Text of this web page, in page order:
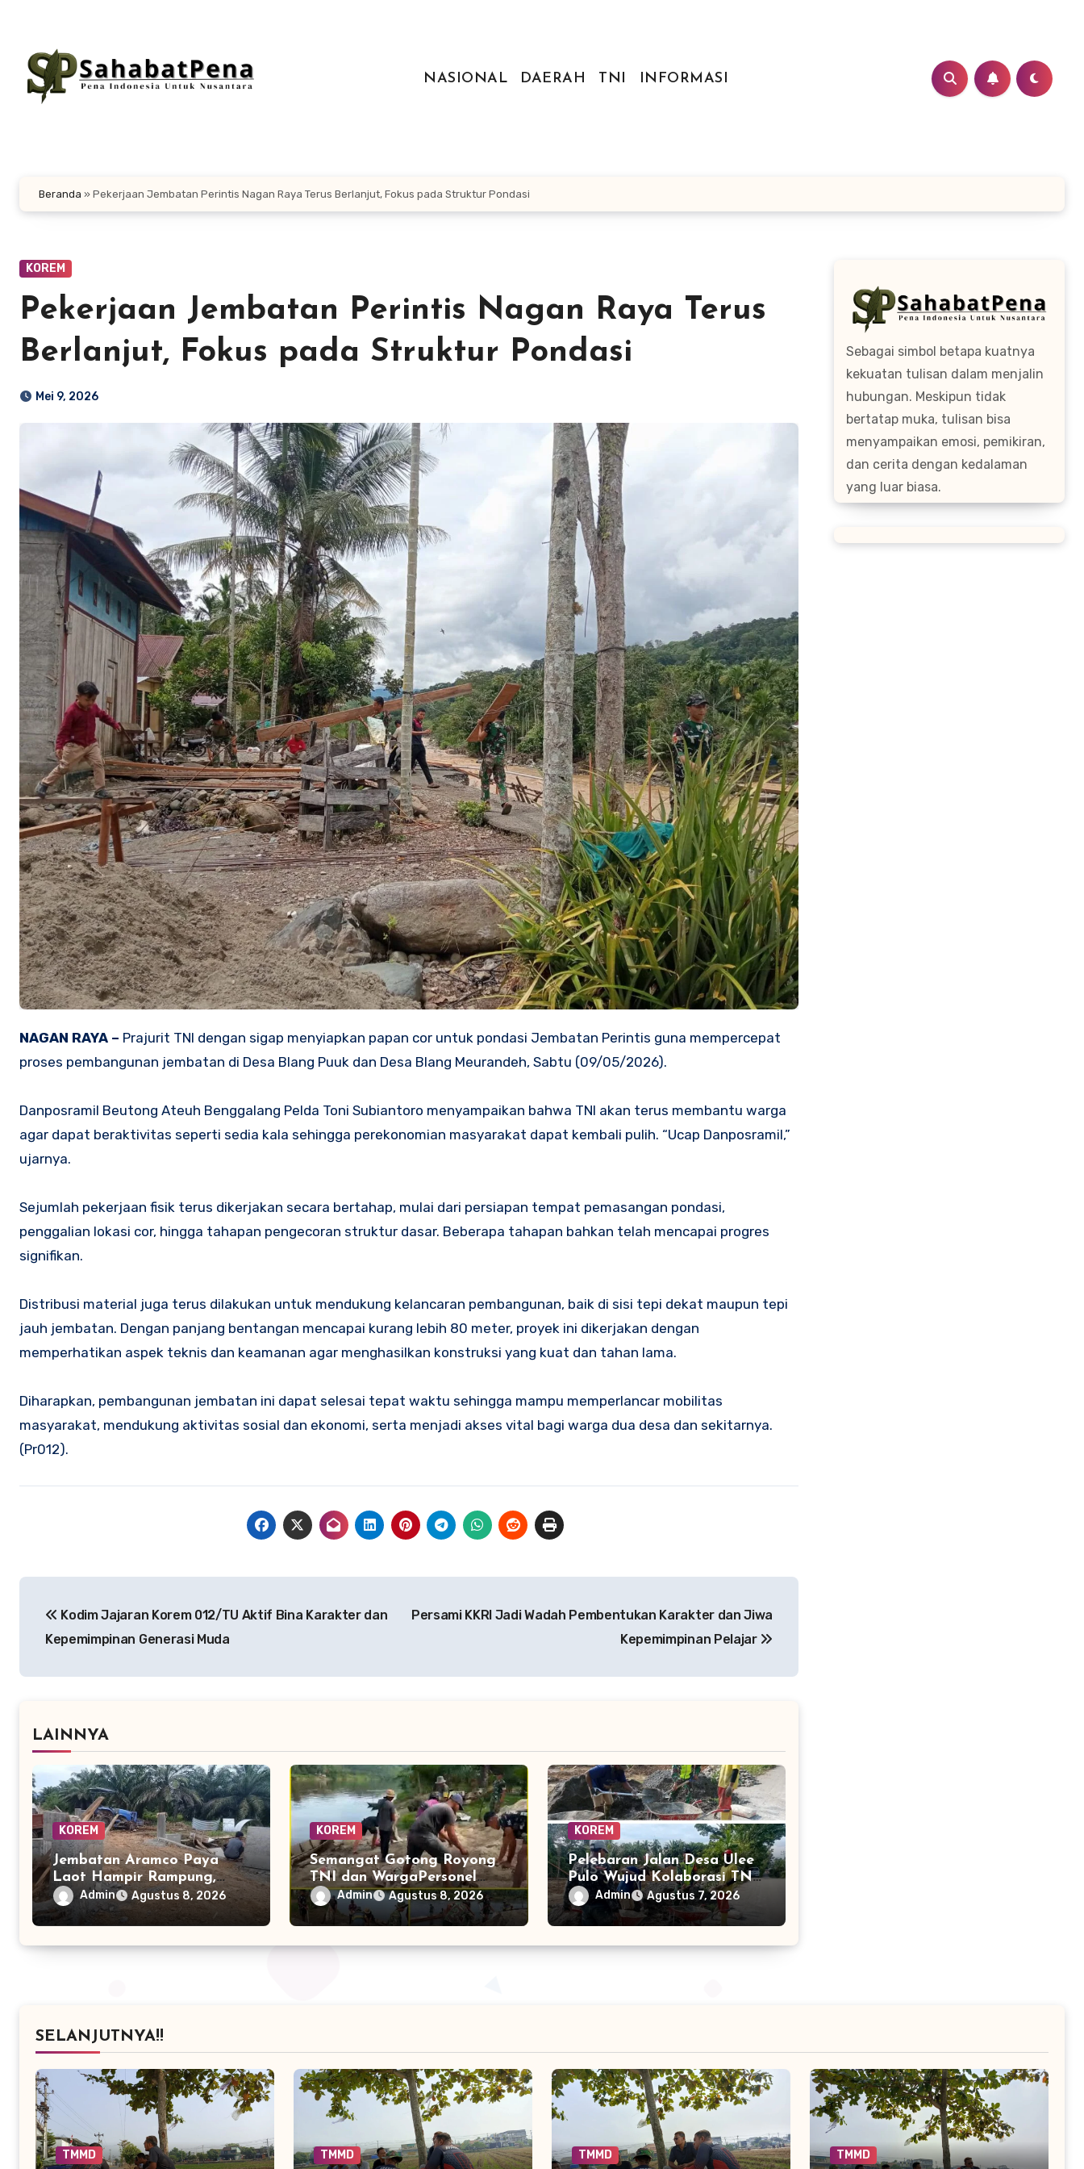
konten
NASIONAL
DAERAH TNI INFORMASI
Beranda » Pekerjaan Jembatan Perintis Nagan Raya Terus Berlanjut, Fokus pada Struktur Pondasi
KOREM
Pekerjaan Jembatan Perintis Nagan Raya Terus
Berlanjut, Fokus pada Struktur Pondasi
Mei 9, 2026
NAGAN RAYA – Prajurit TNI dengan sigap menyiapkan papan cor untuk pondasi Jembatan Perintis guna mempercepat
proses pembangunan jembatan di Desa Blang Puuk dan Desa Blang Meurandeh, Sabtu (09/05/2026).
Danposramil Beutong Ateuh Benggalang Pelda Toni Subiantoro menyampaikan bahwa TNI akan terus membantu warga
agar dapat beraktivitas seperti sedia kala sehingga perekonomian masyarakat dapat kembali pulih. “Ucap Danposramil,”
ujarnya.
Sejumlah pekerjaan fisik terus dikerjakan secara bertahap, mulai dari persiapan tempat pemasangan pondasi,
penggalian lokasi cor, hingga tahapan pengecoran struktur dasar. Beberapa tahapan bahkan telah mencapai progres
signifikan.
Distribusi material juga terus dilakukan untuk mendukung kelancaran pembangunan, baik di sisi tepi dekat maupun tepi
jauh jembatan. Dengan panjang bentangan mencapai kurang lebih 80 meter, proyek ini dikerjakan dengan
memperhatikan aspek teknis dan keamanan agar menghasilkan konstruksi yang kuat dan tahan lama.
Diharapkan, pembangunan jembatan ini dapat selesai tepat waktu sehingga mampu memperlancar mobilitas
masyarakat, mendukung aktivitas sosial dan ekonomi, serta menjadi akses vital bagi warga dua desa dan sekitarnya.
(Pr012).
pos Kodim Jajaran Korem 012/TU Aktif Bina Karakter dan
Kepemimpinan Generasi Muda
Persami KKRI Jadi Wadah Pembentukan Karakter dan Jiwa
Kepemimpinan Pelajar
LAINNYA
KOREM
Jembatan Aramco Paya
Laot Hampir Rampung,
Akses Warga Segera Makin
Lancar
Admin Agustus 8, 2026
KOREM
Semangat Gotong Royong
TNI dan WargaPersonel
TNI Bangun Jembatan
Perintis Cibubukan–Serasah
Admin Agustus 8, 2026
KOREM
Pelebaran Jalan Desa Ulee
Pulo Wujud Kolaborasi TNI
dan Masyarakat Bangun
Infrastruktur
Admin Agustus 7, 2026
Sebagai simbol betapa kuatnya
kekuatan tulisan dalam menjalin
hubungan. Meskipun tidak
bertatap muka, tulisan bisa
menyampaikan emosi, pemikiran,
dan cerita dengan kedalaman
yang luar biasa.
SELANJUTNYA!!
TMMD TMMD TMMD TMMD